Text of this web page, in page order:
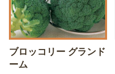
ブロッコリー グランド
ーム